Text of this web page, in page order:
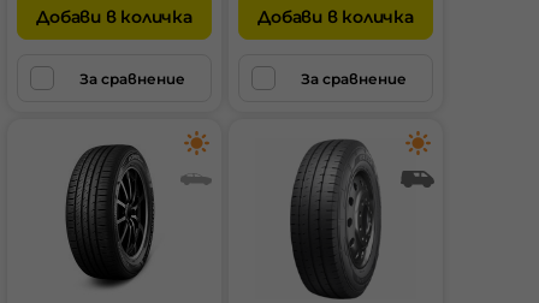
Добави в количка
За сравнение
Добави в количка
За сравнение